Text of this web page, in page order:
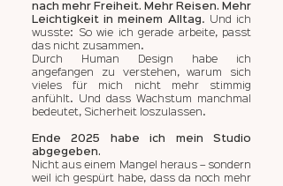
nach mehr Freiheit. Mehr Reisen. Mehr
Leichtigkeit in meinem Alltag.
Und ich
wusste: So wie ich gerade arbeite, passt
das nicht zusammen.
Durch Human Design habe ich
angefangen zu verstehen, warum sich
vieles für mich nicht mehr stimmig
anfühlt. Und dass Wachstum manchmal
bedeutet, Sicherheit loszulassen.
Ende 2025 habe ich mein Studio
abgegeben.
Nicht aus einem Mangel heraus – sondern
weil ich gespürt habe, dass da noch mehr